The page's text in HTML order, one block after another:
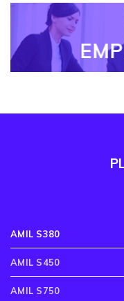
AMIL S380
AMIL S450
AMIL S750